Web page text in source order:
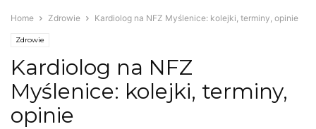
Home Zdrowie Kardiolog na NFZ Myślenice: kolejki, terminy, opinie
Zdrowie
Kardiolog na NFZ
Myślenice: kolejki, terminy,
opinie